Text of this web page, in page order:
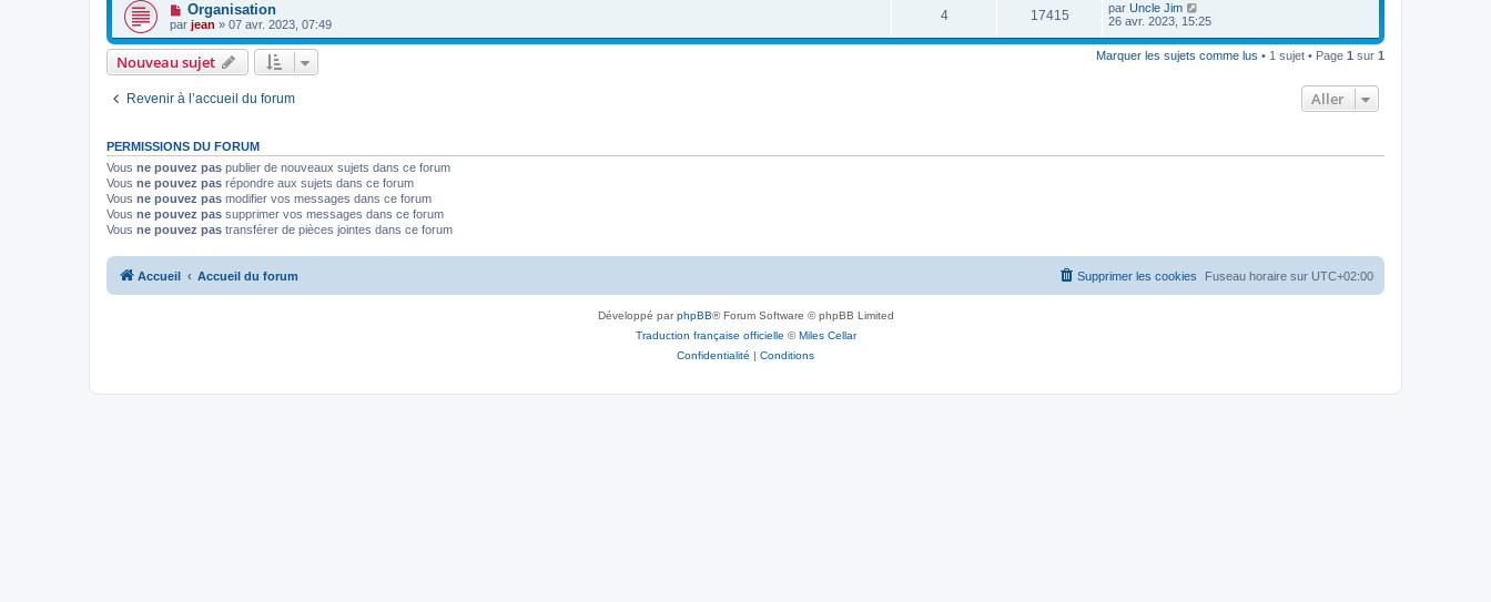
Organisation
par jean » 07 avr. 2023, 07:49
4 17415 par Uncle Jim
26 avr. 2023, 15:25
Nouveau sujet Marquer les sujets comme lus • 1 sujet • Page 1 sur 1
Revenir à l’accueil du forum Aller
PERMISSIONS DU FORUM
Vous ne pouvez pas publier de nouveaux sujets dans ce forum
Vous ne pouvez pas répondre aux sujets dans ce forum
Vous ne pouvez pas modifier vos messages dans ce forum
Vous ne pouvez pas supprimer vos messages dans ce forum
Vous ne pouvez pas transférer de pièces jointes dans ce forum
Accueil Accueil du forum Fuseau horaire sur UTC+02:00
Supprimer les cookies
Développé parphpBB® Forum Software © phpBB Limited
Traduction française officielle ©Miles Cellar
Confidentialité | Conditions